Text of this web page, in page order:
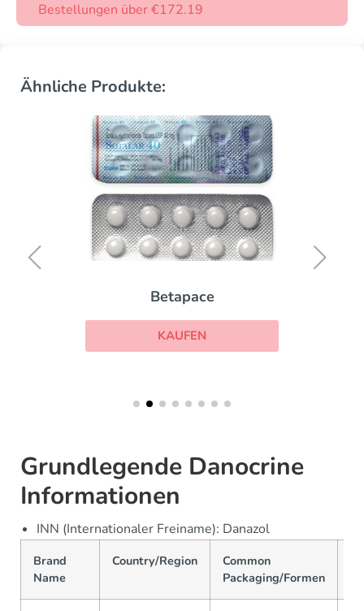
Bestellungen über €172.19
Ähnliche Produkte:
Betapace
KAUFEN
Grundlegende Danocrine
Informationen
INN (Internationaler Freiname): Danazol
Brand
Name
Country/Region
Common
Packaging/Formen